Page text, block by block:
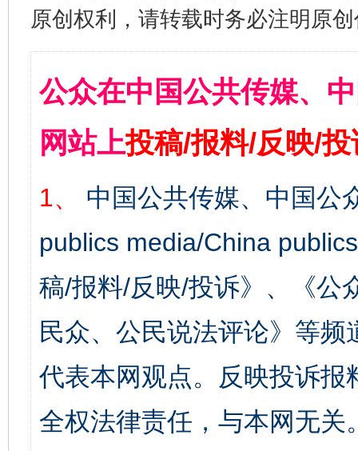
原创权利，请转载时务必注明原
公众在中国公共传媒、
网站上投稿/报料/反映/
1、
中国公共传媒、中国公
publics media/China
稿/报料/反映/投诉》、《公
民众、公民说法评论》等
代表本网观点。反映投诉
全权法律责任，与本网无